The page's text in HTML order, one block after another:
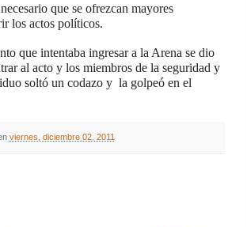
que se ofrezcan mayores
los actos políticos.
que intentaba ingresar a la Arena se dio
al acto y los miembros de la seguridad y
soltó un codazo y la golpeó en el
viernes, diciembre 02, 2011